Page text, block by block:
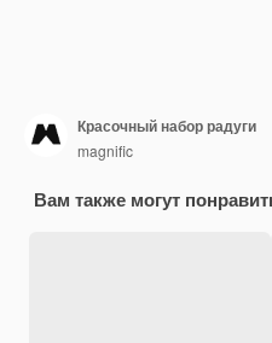
Красочный набор радуги
magnific
Вам также могут